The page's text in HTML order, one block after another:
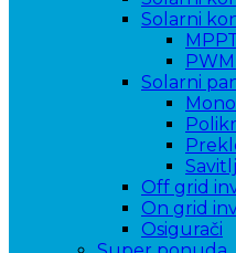
Solarni
Solarni
Off grid
On grid
Osigurači